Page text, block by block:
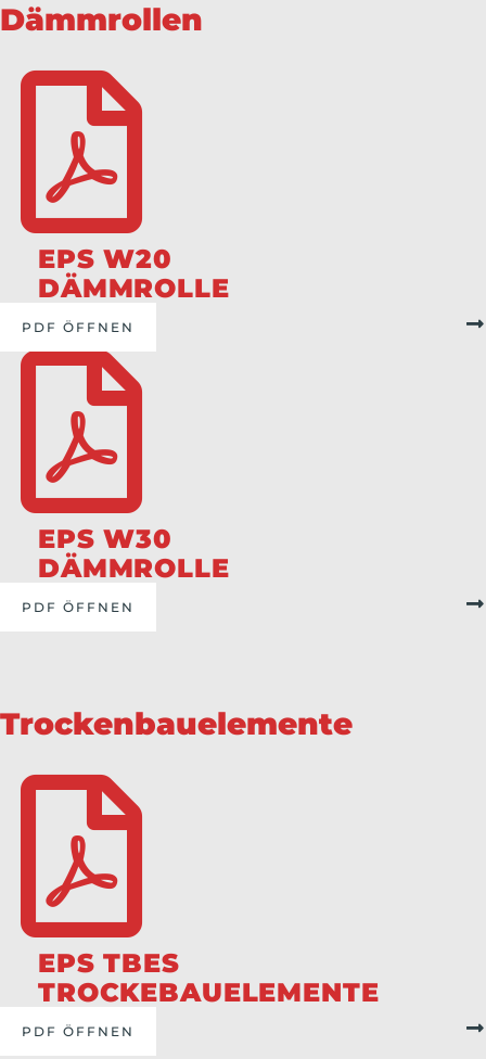
Dämmrollen
EPS W20
DÄMMROLLE
PDF ÖFFNEN
EPS W30
DÄMMROLLE
PDF ÖFFNEN
Trockenbauelemente
EPS TBES
TROCKEBAUELEMENTE
PDF ÖFFNEN